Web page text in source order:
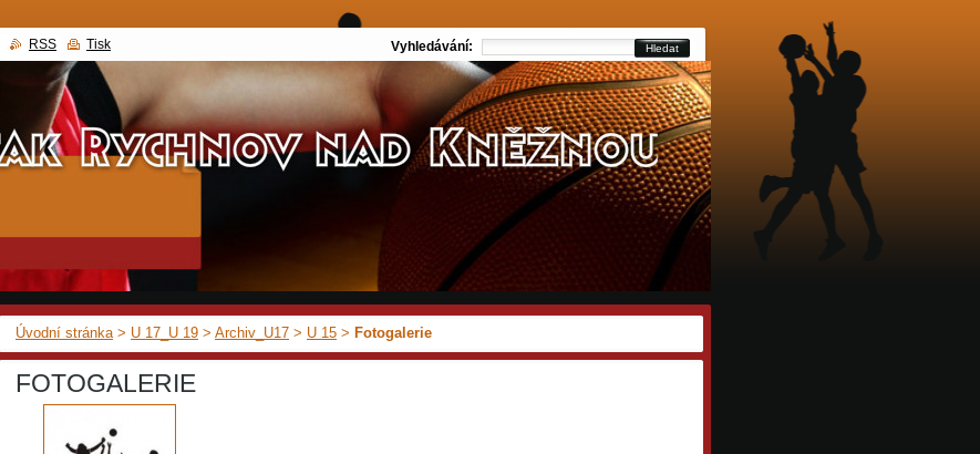
Úvodní stránka > U 17_U 19 > Archiv_U17 > U 15 > Fotogalerie
FOTOGALERIE
RSS Tisk Vyhledávání: Hledat